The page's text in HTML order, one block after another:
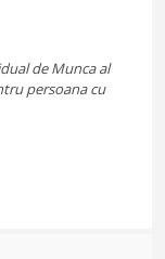
de Munca al
persoana cu